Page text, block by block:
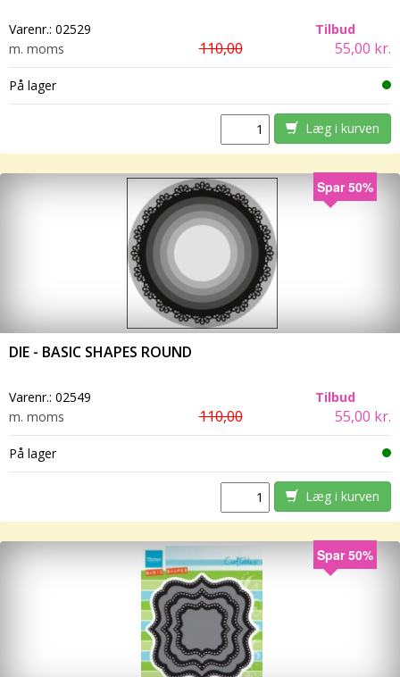
Varenr.: 02529
Tilbud
m. moms
110,00 55,00 kr.
På lager
Læg i kurven
Spar 50%
DIE - BASIC SHAPES ROUND
Varenr.: 02549
Tilbud
m. moms
110,00 55,00 kr.
På lager
Læg i kurven
Spar 50%